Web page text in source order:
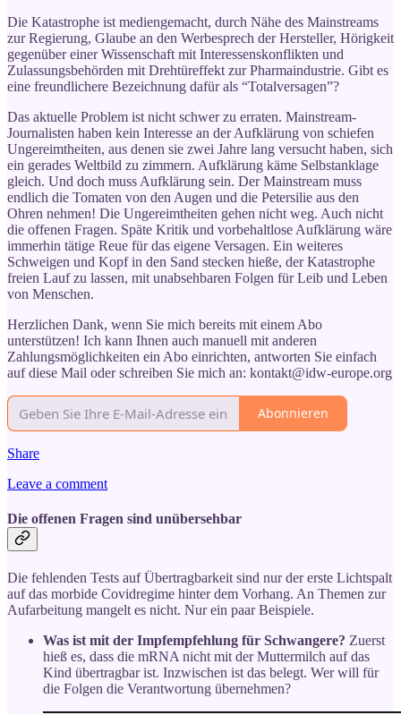
Die Katastrophe ist mediengemacht, durch Nähe des Mainstreams
zur Regierung, Glaube an den Werbesprech der Hersteller, Hörigkeit
gegenüber einer Wissenschaft mit Interessenskonflikten und
Zulassungsbehörden mit Drehtüreffekt zur Pharmaindustrie. Gibt es
eine freundlichere Bezeichnung dafür als “Totalversagen”?
Das aktuelle Problem ist nicht schwer zu erraten. Mainstream-
Journalisten haben kein Interesse an der Aufklärung von schiefen
Ungereimtheiten, aus denen sie zwei Jahre lang versucht haben, sich
ein gerades Weltbild zu zimmern. Aufklärung käme Selbstanklage
gleich. Und doch muss Aufklärung sein. Der Mainstream muss
endlich die Tomaten von den Augen und die Petersilie aus den
Ohren nehmen! Die Ungereimtheiten gehen nicht weg. Auch nicht
die offenen Fragen. Späte Kritik und vorbehaltlose Aufklärung wäre
immerhin tätige Reue für das eigene Versagen. Ein weiteres
Schweigen und Kopf in den Sand stecken hieße, der Katastrophe
freien Lauf zu lassen, mit unabsehbaren Folgen für Leib und Leben
von Menschen.
Herzlichen Dank, wenn Sie mich bereits mit einem Abo
unterstützen! Ich kann Ihnen auch manuell mit anderen
Zahlungsmöglichkeiten ein Abo einrichten, antworten Sie einfach
auf diese Mail oder schreiben Sie mich an: kontakt@idw-europe.org
Abonnieren
Share
Leave a comment
Die offenen Fragen sind unübersehbar
Die fehlenden Tests auf Übertragbarkeit sind nur der erste Lichtspalt
auf das morbide Covidregime hinter dem Vorhang. An Themen zur
Aufarbeitung mangelt es nicht. Nur ein paar Beispiele.
Was ist mit der Impfempfehlung für Schwangere? Zuerst
hieß es, dass die mRNA nicht mit der Muttermilch auf das
Kind übertragbar ist. Inzwischen ist das belegt. Wer will für
die Folgen die Verantwortung übernehmen?